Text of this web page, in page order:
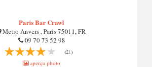
Paris Bar Crawl
Metro Anvers , Paris 75011, FR
09 70 73 52 98
(21)
aperçu photo